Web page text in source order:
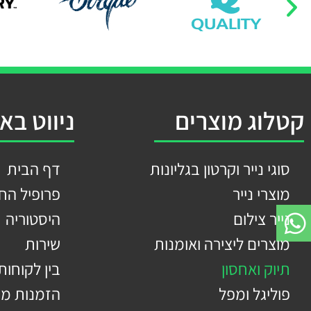
קטלוג מוצרים
סוגי נייר וקרטון בגליונות
מוצרי נייר
נייר צילום
מוצרים ליצירה ואומנות
תיוק ואחסון
פוליגל ומפל
ניווט
דף הבית
פרופיל
היסטוריה
שירות
בין
הזמנות